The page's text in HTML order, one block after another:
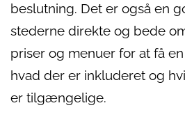
beslutning. Det er også en
stederne direkte og bede
priser og menuer for at få
hvad der er inkluderet og
er tilgængelige.